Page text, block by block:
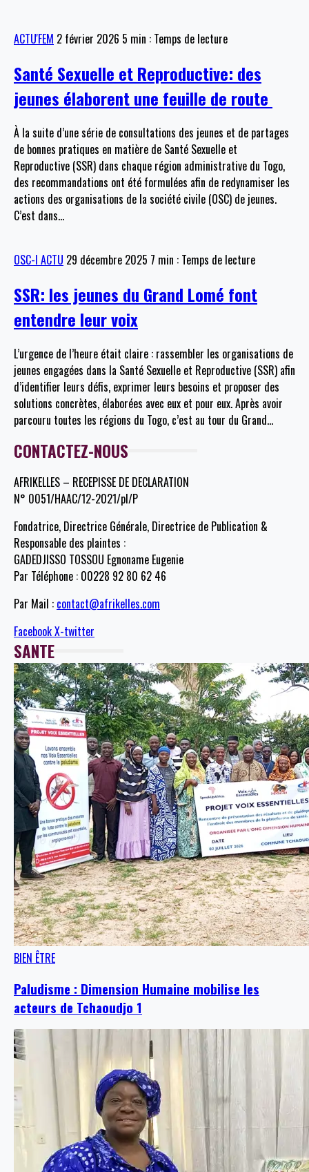
ACTU'FEM 2 février 2026 5 min : Temps de lecture
Santé Sexuelle et Reproductive: des
jeunes élaborent une feuille de route
À la suite d’une série de consultations des jeunes et de partages
de bonnes pratiques en matière de Santé Sexuelle et
Reproductive (SSR) dans chaque région administrative du Togo,
des recommandations ont été formulées afin de redynamiser les
actions des organisations de la société civile (OSC) de jeunes.
C’est dans…
OSC-I ACTU 29 décembre 2025 7 min : Temps de lecture
SSR: les jeunes du Grand Lomé font
entendre leur voix
L’urgence de l’heure était claire : rassembler les organisations de
jeunes engagées dans la Santé Sexuelle et Reproductive (SSR) afin
d’identifier leurs défis, exprimer leurs besoins et proposer des
solutions concrètes, élaborées avec eux et pour eux. Après avoir
parcouru toutes les régions du Togo, c’est au tour du Grand…
CONTACTEZ-NOUS
AFRIKELLES – RECEPISSE DE DECLARATION
N° 0051/HAAC/12-2021/pl/P
Fondatrice, Directrice Générale, Directrice de Publication &
Responsable des plaintes :
GADEDJISSO TOSSOU Egnoname Eugenie
Par Téléphone : 00228 92 80 62 46
Par Mail : contact@afrikelles.com
FacebookX-twitter
SANTE
BIEN ÊTRE
Paludisme : Dimension Humaine mobilise les
acteurs de Tchaoudjo 1